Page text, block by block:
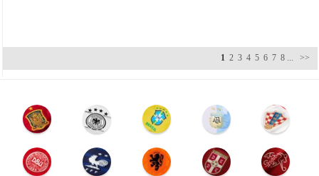
1 2 3 4 5 6 7 8 ... >>